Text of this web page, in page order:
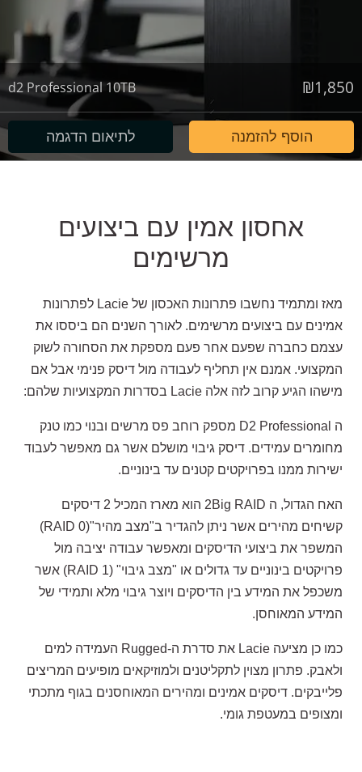
₪1,850
d2 Professional 10TB
הוסף להזמנה לתיאום הדגמה
אחסון אמין עם ביצועים
מרשימים
מאז ומתמיד נחשבו פתרונות האכסון של
לפתרונות
אמינים עם ביצועים מרשימים. לאורך השנים הם ביססו את
עצמם כחברה שפעם אחר פעם מספקת את הסחורה לשוק
המקצועי. אמנם אין תחליף לעבודה מול דיסק פנימי אבל אם
מישהו הגיע קרוב לזה אלה
בסדרות המקצועיות שלהם:
ה Professional
מספק רוחב פס מרשים ובנוי כמו טנק
מחומרים עמידים. דיסק גיבוי מושלם אשר גם מאפשר לעבוד
ישירות ממנו בפרויקטים קטנים עד בינוניים.
האח הגדול, ה
הוא מארז המכיל 2 דיסקים
קשיחים מהירים אשר ניתן להגדיר ב"מצב מהיר"(RAID 0)
המשפר את ביצועי הדיסקים ומאפשר עבודה יציבה מול
פרויקטים בינוניים עד גדולים או "מצב גיבוי" (
RAID 1)
אשר
משכפל את המידע בין הדיסקים ויוצר גיבוי מלא ותמידי של
המידע המאוחסן.
כמו כן מציעה את סדרת ה-Rugged
העמידה למים
ולאבק. פתרון מצוין לתקליטנים ולמוזיקאים מופיעים המריצים
פלייבקים. דיסקים אמינים ומהירים המאוחסנים בגוף מתכתי
ומצופים במעטפת גומי.